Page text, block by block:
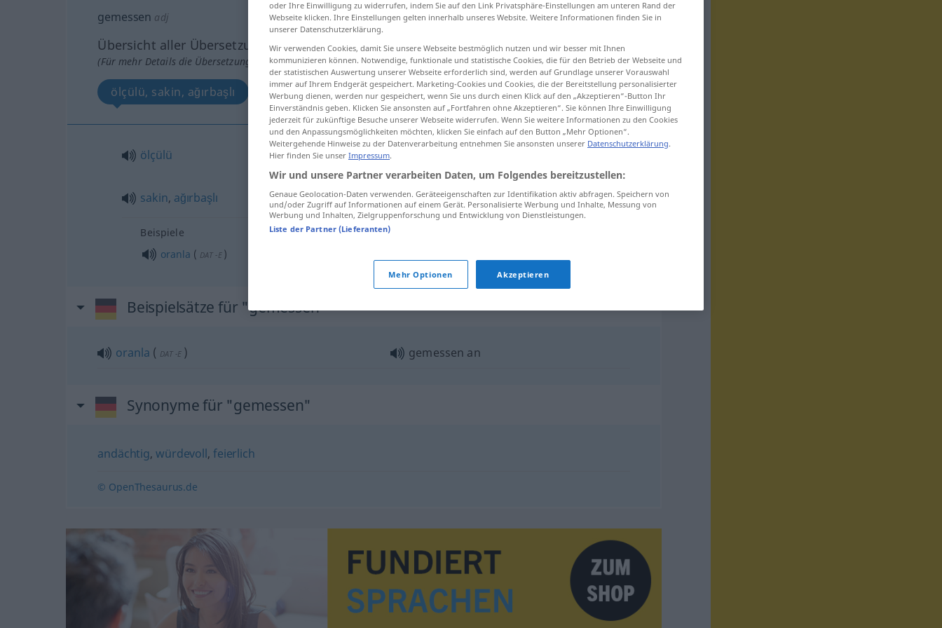
gemessen adj
Übersicht aller Übersetzungen
(Für mehr Details die Übersetzung anklicken/antippen)
ölçülü, sakin, ağırbaşlı
ölçülü
sakin, ağırbaşlı gemessen
Beispiele
oranla ( DAT -E )
Beispielsätze für "gemessen"
oranla ( DAT -E ) gemessen an
Synonyme für "gemessen"
andächtig,würdevoll,feierlich
© OpenThesaurus.de
oder Ihre Einwilligung zu widerrufen, indem Sie auf den Link Privatsphäre-Einstellungen am unteren Rand der
Webseite klicken. Ihre Einstellungen gelten innerhalb unseres Website. Weitere Informationen finden Sie in
unserer Datenschutzerklärung.
Wir verwenden Cookies, damit Sie unsere Webseite bestmöglich nutzen und wir besser mit Ihnen
kommunizieren können. Notwendige, funktionale und statistische Cookies, die für den Betrieb der Webseite und
der statistischen Auswertung unserer Webseite erforderlich sind, werden auf Grundlage unserer Vorauswahl
immer auf Ihrem Endgerät gespeichert. Marketing-Cookies und Cookies, die der Bereitstellung personalisierter
Werbung dienen, werden nur gespeichert, wenn Sie uns durch einen Klick auf den „Akzeptieren“-Button Ihr
Einverständnis geben. Klicken Sie ansonsten auf „Fortfahren ohne Akzeptieren“. Sie können Ihre Einwilligung
jederzeit für zukünftige Besuche unserer Webseite widerrufen. Wenn Sie weitere Informationen zu den Cookies
und den Anpassungsmöglichkeiten möchten, klicken Sie einfach auf den Button „Mehr Optionen“.
Weitergehende Hinweise zu der Datenverarbeitung entnehmen Sie ansonsten unserer Datenschutzerklärung.
Hier finden Sie unser Impressum.
Wir und unsere Partner verarbeiten Daten, um Folgendes bereitzustellen:
Genaue Geolocation-Daten verwenden. Geräteeigenschaften zur Identifikation aktiv abfragen. Speichern von
und/oder Zugriff auf Informationen auf einem Gerät. Personalisierte Werbung und Inhalte, Messung von
Werbung und Inhalten, Zielgruppenforschung und Entwicklung von Dienstleistungen.
Liste der Partner (Lieferanten)
Mehr Optionen Akzeptieren